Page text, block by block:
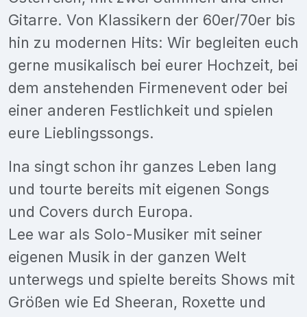
Gitarre. Von Klassikern der 60er/70er bis
hin zu modernen Hits: Wir begleiten euch
gerne musikalisch bei eurer Hochzeit, bei
dem anstehenden Firmenevent oder bei
einer anderen Festlichkeit und spielen
eure Lieblingssongs.
Ina singt schon ihr ganzes Leben lang
und tourte bereits mit eigenen Songs
und Covers durch Europa.
Lee war als Solo-Musiker mit seiner
eigenen Musik in der ganzen Welt
unterwegs und spielte bereits Shows mit
Größen wie Ed Sheeran, Roxette und